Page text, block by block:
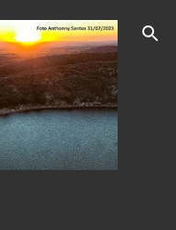
principal